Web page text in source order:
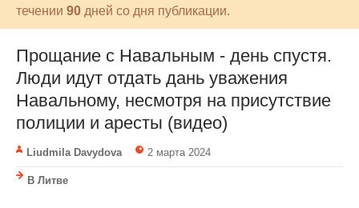
течении 90 дней со дня публикации.
Прощание с Навальным - день спустя.
Люди идут отдать дань уважения
Навальному, несмотря на присутствие
полиции и аресты (видео)
Liudmila Davydova 2 марта 2024
В Литве